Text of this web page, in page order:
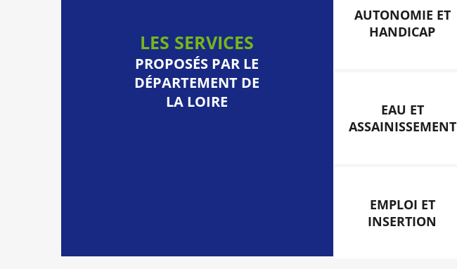
LES SERVICES
PROPOSÉS PAR LE
DÉPARTEMENT DE
LA LOIRE
AUTONOMIE ET
HANDICAP
EAU ET
ASSAINISSEMENT
EMPLOI ET
INSERTION